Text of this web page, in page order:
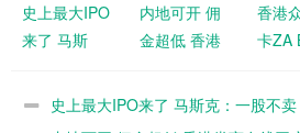
史上最大IPO
来了 马斯
散户如何买入
内地可开 佣
金超低 香港
腾达证券
香港
卡ZA
邀请码
史上最大IPO来了 马斯克：一股不